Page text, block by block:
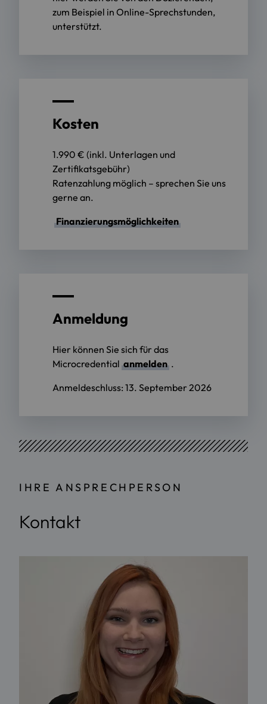
zum Beispiel in Online-Sprechstunden,
unterstützt.
Kosten
1.990 € (inkl. Unterlagen und
Zertifikatsgebühr)
Ratenzahlung möglich – sprechen Sie uns
gerne an.
Finanzierungsmöglichkeiten
Anmeldung
Hier können Sie sich für das
Microcredential anmelden .
Anmeldeschluss: 13. September 2026
IHRE ANSPRECHPERSON
Kontakt